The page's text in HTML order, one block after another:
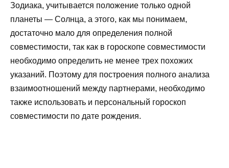
Зодиака, учитывается положение только одной
планеты — Солнца, а этого, как мы понимаем,
достаточно мало для определения полной
совместимости, так как в гороскопе совместимости
необходимо определить не менее трех похожих
указаний. Поэтому для построения полного анализа
взаимоотношений между партнерами, необходимо
также использовать и персональный гороскоп
совместимости по дате рождения.